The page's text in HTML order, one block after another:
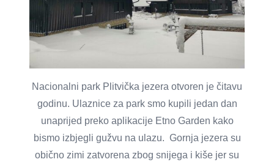
Nacionalni park Plitvička jezera otvoren je čitavu
godinu. Ulaznice za park smo kupili jedan dan
unaprijed preko aplikacije Etno Garden kako
bismo izbjegli gužvu na ulazu. Gornja jezera su
obično zimi zatvorena zbog snijega i kiše jer su